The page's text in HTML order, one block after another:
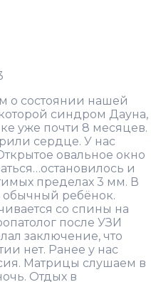
о состоянии нашей
синдром Дауна,
уже почти 8 месяцев.
сердце. У нас
овальное окно
и
пределах 3 мм. В
обычный ребёнок.
со спины на
после УЗИ
заключение, что
нет. Ранее у нас
Матрицы слушаем в
Отдых в